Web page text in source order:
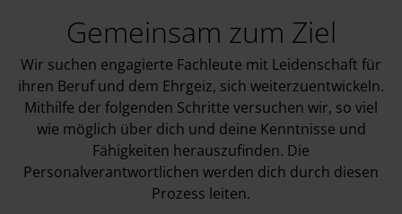
Gemeinsam zum Ziel
Wir suchen engagierte Fachleute mit Leidenschaft für
ihren Beruf und dem Ehrgeiz, sich weiterzuentwickeln.
Mithilfe der folgenden Schritte versuchen wir, so viel
wie möglich über dich und deine Kenntnisse und
Fähigkeiten herauszufinden. Die
Personalverantwortlichen werden dich durch diesen
Prozess leiten.